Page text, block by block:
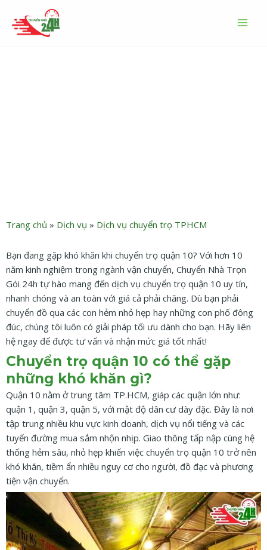
Trang chủ » Dịch vụ » Dịch vụ chuyển trọ TPHCM
Bạn đang gặp khó khăn khi chuyển trọ quận 10? Với hơn 10
năm kinh nghiệm trong ngành vận chuyển, Chuyển Nhà Trọn
Gói 24h tự hào mang đến dịch vụ chuyển trọ quận 10 uy tín,
nhanh chóng và an toàn với giá cả phải chăng. Dù bạn phải
chuyển đồ qua các con hẻm nhỏ hẹp hay những con phố đông
đúc, chúng tôi luôn có giải pháp tối ưu dành cho bạn. Hãy liên
hệ ngay để được tư vấn và nhận mức giá tốt nhất!
Chuyển trọ quận 10 có thể gặp
những khó khăn gì?
Quận 10 nằm ở trung tâm TP.HCM, giáp các quận lớn như:
quận 1, quận 3, quận 5, với mật độ dân cư dày đặc. Đây là nơi
tập trung nhiều khu vực kinh doanh, dịch vụ nổi tiếng và các
tuyến đường mua sắm nhộn nhịp. Giao thông tấp nập cùng hệ
thống hẻm sâu, nhỏ hẹp khiến việc chuyển trọ quận 10 trở nên
khó khăn, tiềm ẩn nhiều nguy cơ cho người, đồ đạc và phương
tiện vận chuyển.